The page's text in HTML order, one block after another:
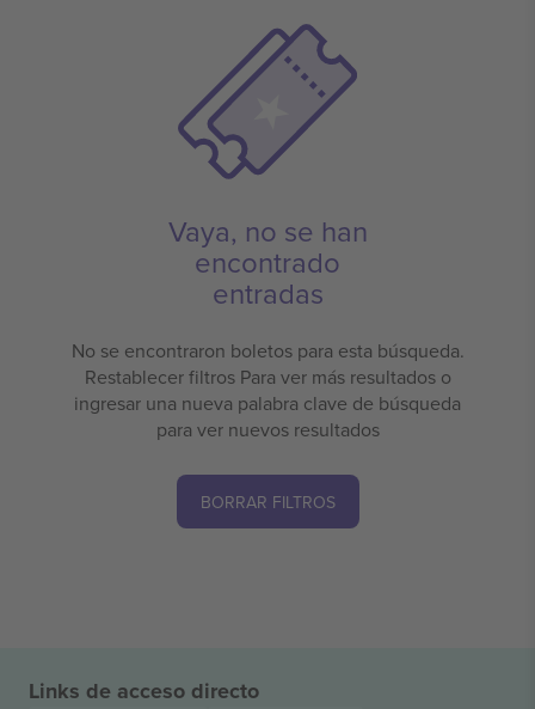
Vaya, no se han
encontrado
entradas
No se encontraron boletos para esta búsqueda.
Restablecer filtros Para ver más resultados o
ingresar una nueva palabra clave de búsqueda
para ver nuevos resultados
BORRAR FILTROS
Links de acceso directo